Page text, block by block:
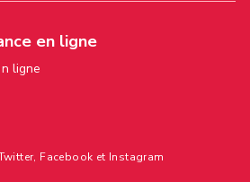
en ligne
ligne
Facebook et Instagram